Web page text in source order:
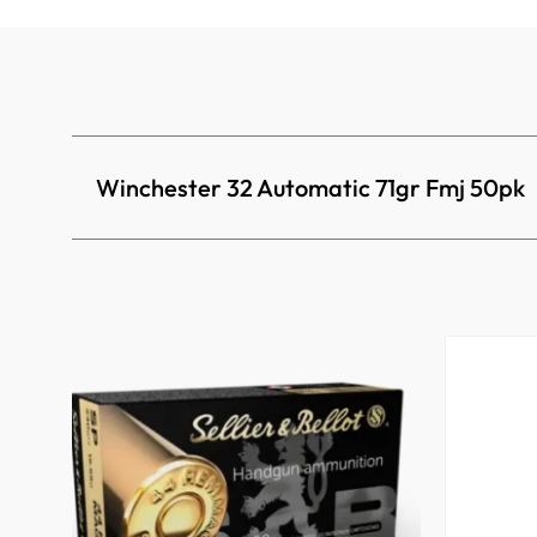
Winchester 32 Automatic 71gr Fmj 50pk